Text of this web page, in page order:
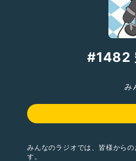
#1482
み
みんなのラジオでは、皆様から
す。